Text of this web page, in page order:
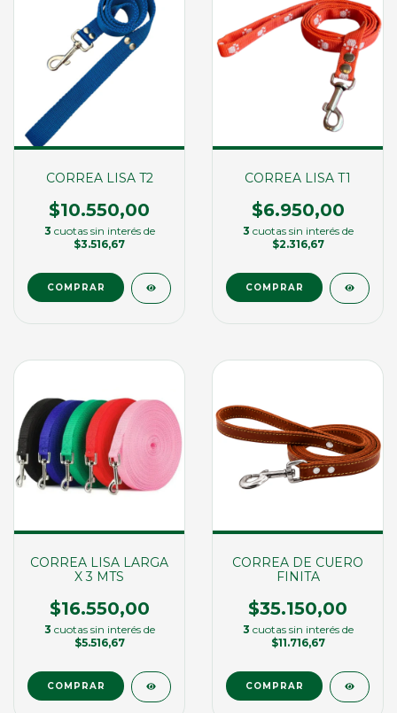
CORREA LISA T2
$10.550,00
3 cuotas sin interés de
$3.516,67
CORREA LISA T1
$6.950,00
3 cuotas sin interés de
$2.316,67
CORREA LISA LARGA
X 3 MTS
$16.550,00
3 cuotas sin interés de
$5.516,67
CORREA DE CUERO
FINITA
$35.150,00
3 cuotas sin interés de
$11.716,67